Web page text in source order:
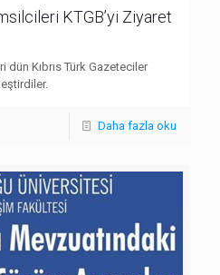
KTGB’yi Ziyaret
Kıbrıs Türk Gazeteciler
Daha fazla oku